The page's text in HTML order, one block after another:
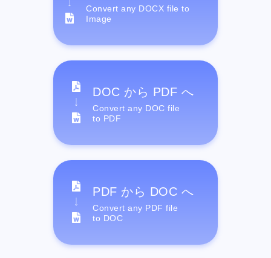
Convert any DOCX file to
Image
DOC から PDF へ
Convert any DOC file
to PDF
PDF から DOC へ
Convert any PDF file
to DOC